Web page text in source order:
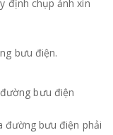
định chụp ảnh xin
bưu điện.
bưu điện
đường bưu điện phải